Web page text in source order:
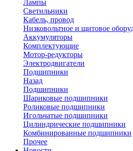
Лампы
Светильники
Кабель, провод
Низковольтное и щитовое
Аккумуляторы
Комплектующие
Мотор-редукторы
Электродвигатели
Подшипники
Назад
Подшипники
Шариковые подшипники
Роликовые подшипники
Игольчатые подшипники
Цилиндрические подшипники
Комбинированные подшипники
Прочее